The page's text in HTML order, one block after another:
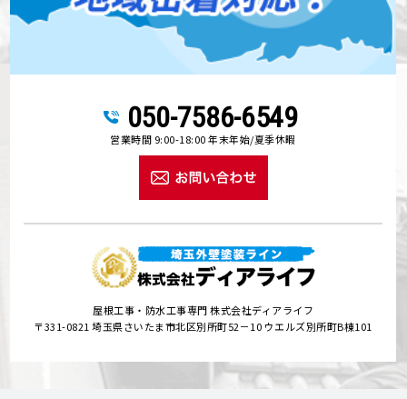
050-7586-6549
営業時間 9:00-18:00 年末年始/夏季休暇
屋根工事・防水工事専門 株式会社ディアライフ
〒331-0821 埼玉県さいたま市北区別所町52－10 ウエルズ別所町B棟101